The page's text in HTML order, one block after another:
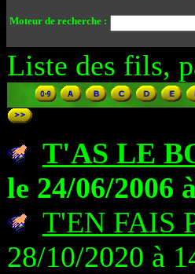
Moteur de recherche :
Liste des fils,
T'AS LE
le 24/06/2006
T'EN FAIS
28/10/2020 à